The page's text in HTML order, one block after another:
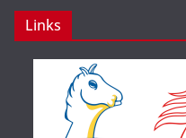
Links